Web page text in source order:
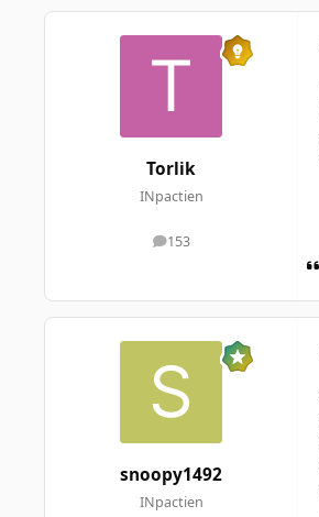
Torlik
INpactien
153
messages
snoopy1492
INpactien